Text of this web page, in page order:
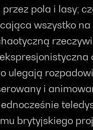
pola i lasy;
wszystko na
ulegają
i
brytyjskiego